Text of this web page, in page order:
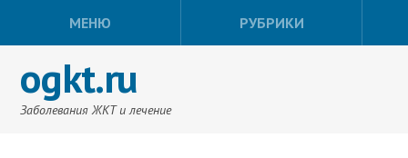
МЕНЮ РУБРИКИ
ogkt.ru
Заболевания ЖКТ и лечение